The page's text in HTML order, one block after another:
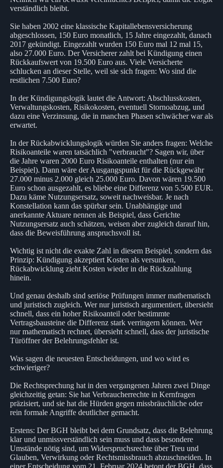
verständlich bleibt.
Sie haben 2002 eine klassische Kapitallebensversicherung
abgeschlossen, 150 Euro monatlich, 15 Jahre eingezahlt, danach
2017 gekündigt. Eingezahlt wurden 150 Euro mal 12 mal 15,
also 27.000 Euro. Der Versicherer zahlt bei Kündigung einen
Rückkaufswert von 19.500 Euro aus. Viele Versicherte
schlucken an dieser Stelle, weil sie sich fragen: Wo sind die
restlichen 7.500 Euro?
In der Kündigungslogik lautet die Antwort: Abschlusskosten,
Verwaltungskosten, Risikokosten, eventuell Stornoabzug, und
dazu eine Verzinsung, die in manchen Phasen schwächer war als
erwartet.
In der Rückabwicklungslogik würden Sie anders fragen: Welche
Risikoanteile waren tatsächlich "verbraucht"? Sagen wir, über
die Jahre waren 2000 Euro Risikoanteile enthalten (nur ein
Beispiel). Dann wäre der Ausgangspunkt für die Rückgewähr
27.000 minus 2.000 gleich 25.000 Euro. Davon wären 19.500
Euro schon ausgezahlt, es bliebe eine Differenz von 5.500 EUR.
Dazu käme Nutzungsersatz, soweit nachweisbar. Je nach
Konstellation kann das spürbar sein. Unabhängige und
anerkannte Aktuare nennen als Beispiel, dass Gerichte
Nutzungsersatz auch schätzen, weisen aber zugleich darauf hin,
dass die Beweisführung anspruchsvoll ist.
Wichtig ist nicht die exakte Zahl in diesem Beispiel, sondern das
Prinzip: Kündigung akzeptiert Kosten als versunken,
Rückabwicklung zieht Kosten wieder in die Rückzahlung
hinein.
Und genau deshalb sind seriöse Prüfungen immer mathematisch
und juristisch zugleich. Wer nur juristisch argumentiert, übersieht
schnell, dass ein hoher Risikoanteil oder bestimmte
Vertragsbausteine die Differenz stark verringern können. Wer
nur mathematisch rechnet, übersieht schnell, dass der juristische
Türöffner der Belehrungsfehler ist.
Was sagen die neuesten Entscheidungen, und wo wird es
schwieriger?
Die Rechtsprechung hat in den vergangenen Jahren zwei Dinge
gleichzeitig getan: Sie hat Verbraucherrechte in Kernfragen
präzisiert, und sie hat die Hürden gegen missbräuchliche oder
rein formale Angriffe deutlicher gemacht.
Erstens: Der BGH bleibt bei dem Grundsatz, dass die Belehrung
klar und unmissverständlich sein muss und dass besondere
Umstände nötig sind, um Widerspruchsrechte über Treu und
Glauben, Verwirkung oder Rechtsmissbrauch abzuschneiden. In
einer Entscheidung vom 21. Februar 2024 betont der BGH, dass